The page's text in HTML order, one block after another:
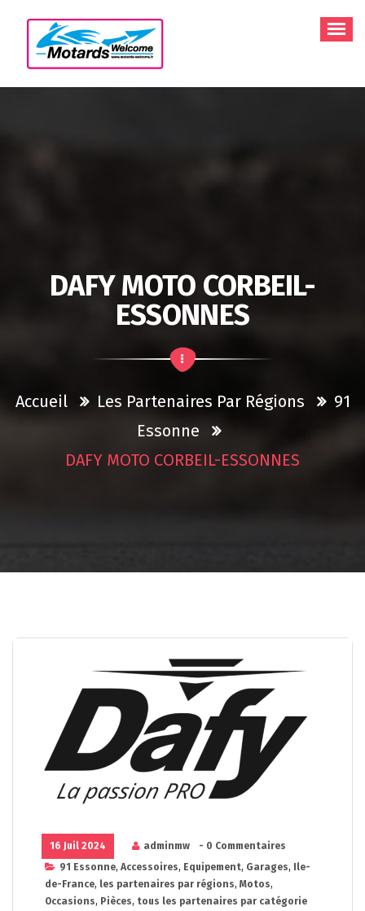
contenu
DAFY MOTO CORBEIL-
ESSONNES
Accueil Les Partenaires Par Régions
91
Essonne
DAFY MOTO CORBEIL-ESSONNES
16 Juil 2024 adminmw
- 0 Commentaires
91 Essonne, Accessoires, Equipement, Garages, Ile-
de-France, les partenaires par régions, Motos,
Occasions, Pièces, tous les partenaires par catégorie